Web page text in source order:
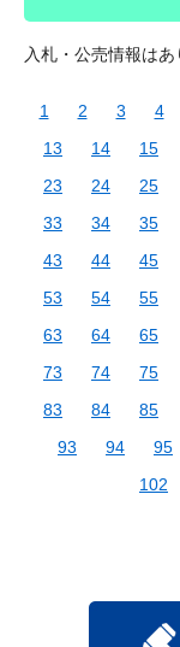
入札・公売情報はあ
1 2 3 4
13
14 15
23
24 25
33
34 35
43
44 45
53
54 55
63
64 65
73
74 75
83
84 85
93
94 95
102